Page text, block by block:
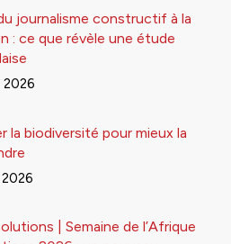
journalisme constructif à la
: ce que révèle une étude
la biodiversité pour mieux la
| Semaine de l’Afrique